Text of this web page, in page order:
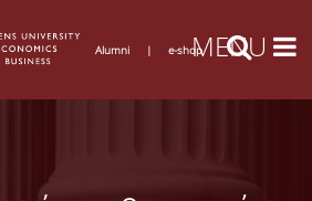
Alumni | e-shop